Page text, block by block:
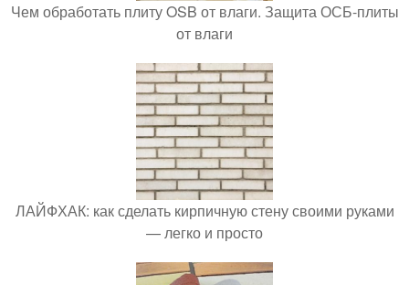
Чем обработать плиту OSB от влаги. Защита ОСБ-плиты
от влаги
ЛАЙФХАК: как сделать кирпичную стену своими руками
— легко и просто